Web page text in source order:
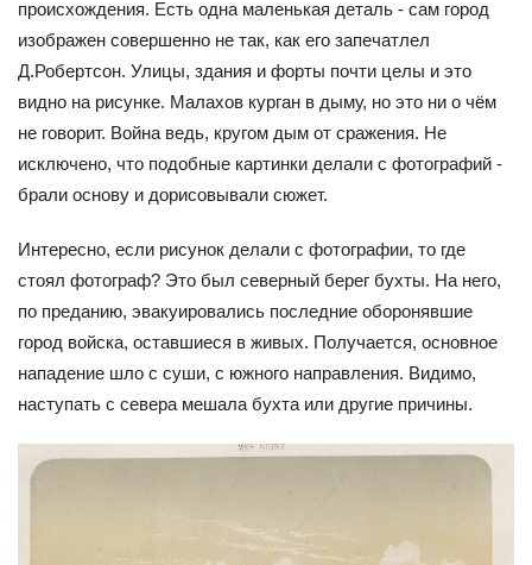
происхождения. Есть одна маленькая деталь - сам город
изображен совершенно не так, как его запечатлел
Д.Робертсон. Улицы, здания и форты почти целы и это
видно на рисунке. Малахов курган в дыму, но это ни о чём
не говорит. Война ведь, кругом дым от сражения. Не
исключено, что подобные картинки делали с фотографий -
брали основу и дорисовывали сюжет.
Интересно, если рисунок делали с фотографии, то где
стоял фотограф? Это был северный берег бухты. На него,
по преданию, эвакуировались последние оборонявшие
город войска, оставшиеся в живых. Получается, основное
нападение шло с суши, с южного направления. Видимо,
наступать с севера мешала бухта или другие причины.